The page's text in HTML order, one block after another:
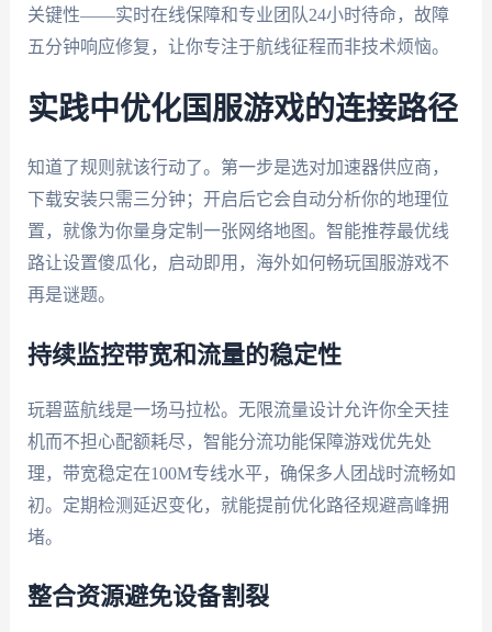
关键性——实时在线保障和专业团队24小时待命，故障
五分钟响应修复，让你专注于航线征程而非技术烦恼。
实践中优化国服游戏的连接路径
知道了规则就该行动了。第一步是选对加速器供应商，
下载安装只需三分钟；开启后它会自动分析你的地理位
置，就像为你量身定制一张网络地图。智能推荐最优线
路让设置傻瓜化，启动即用，海外如何畅玩国服游戏不
再是谜题。
持续监控带宽和流量的稳定性
玩碧蓝航线是一场马拉松。无限流量设计允许你全天挂
机而不担心配额耗尽，智能分流功能保障游戏优先处
理，带宽稳定在100M专线水平，确保多人团战时流畅如
初。定期检测延迟变化，就能提前优化路径规避高峰拥
堵。
整合资源避免设备割裂